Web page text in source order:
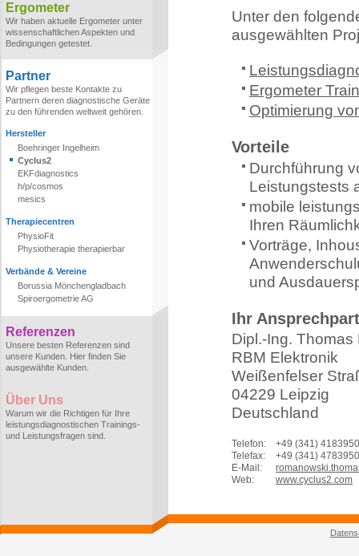
Ergometer
Wir haben aktuelle Ergometer unter
wissenschaftlichen Aspekten und
Bedingungen getestet.
Partner
Wir pflegen beste Kontakte zu
Partnern deren diagnostische Geräte
zu den führenden weltweit gehören.
Hersteller
Boehringer Ingelheim
Cyclus2
EKFdiagnostics
h/p/cosmos
mesics
Therapiecentren
PhysioFit
Physiotherapie therapierbar
Verbände & Vereine
Borussia Mönchengladbach
Spiroergometrie AG
Referenzen
Unsere besten Referenzen sind
unsere Kunden. Hier finden Sie
ausgewählte Kunden.
Über Uns
Warum wir die Richtigen für Ihre
leistungsdiagnostischen Trainings-
und Leistungsfragen sind.
Unter den
ausgewählten
Ergometer
Optimierung
Vorteile
Durchführung
Leistungstests
mobile
Ihren
Vorträge,
und
Ihr
Dipl.-Ing.
RBM Elektronik
Weißenfelser
04229 Leipzig
Deutschland
Telefon: +49 (341)
Telefax: +49 (341)
E-Mail:
Web:
www.cyclus2.com